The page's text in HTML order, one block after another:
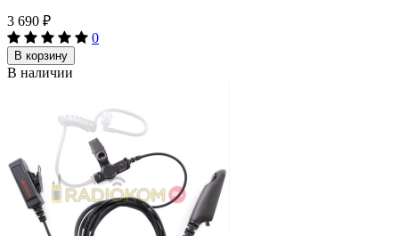
3 690 ₽
0
В корзину
В наличии